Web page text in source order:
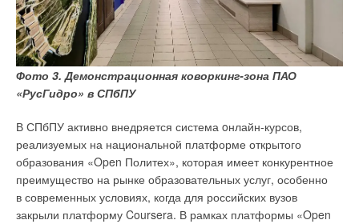
Фото 3. Демонстрационная коворкинг-зона ПАО
«РусГидро» в СПбПУ
В СПбПУ активно внедряется система oнлайн-курсов,
реализуемых на национальной платформе открытого
образования «Open Политех», которая имеет конкурентное
преимущество на рынке образовательных услуг, особенно
в современных условиях, когда для российских вузов
закрыли платформу Coursera. В рамках платформы «Open